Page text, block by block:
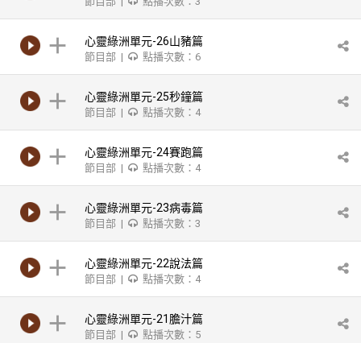
心靈綠洲單元-26山豬篇
節目部 | 點播次數：6
心靈綠洲單元-25秒鐘篇
節目部 | 點播次數：4
心靈綠洲單元-24賽跑篇
節目部 | 點播次數：4
心靈綠洲單元-23病毒篇
節目部 | 點播次數：3
心靈綠洲單元-22說法篇
節目部 | 點播次數：4
心靈綠洲單元-21膽汁篇
節目部 | 點播次數：5